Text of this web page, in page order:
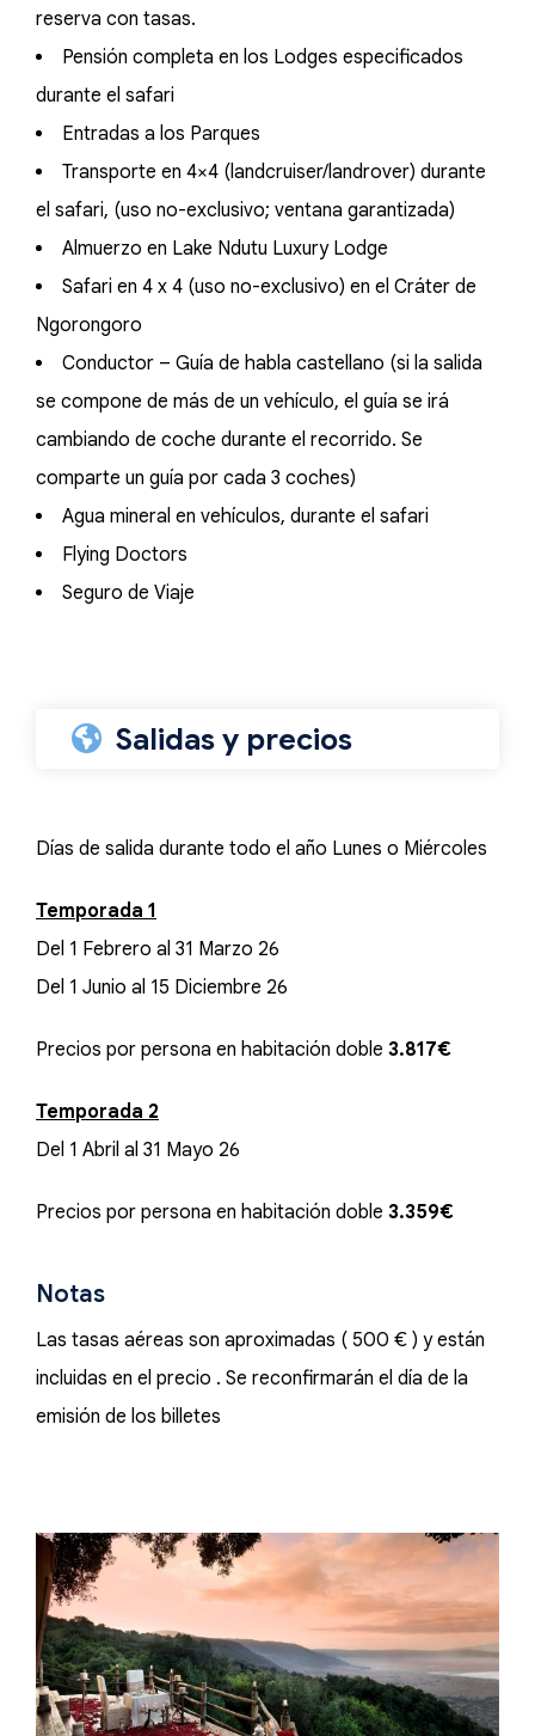
reserva con tasas.
Pensión completa en los Lodges especificados
durante el safari
Entradas a los Parques
Transporte en 4×4 (landcruiser/landrover) durante
el safari, (uso no-exclusivo; ventana garantizada)
Almuerzo en Lake Ndutu Luxury Lodge
Safari en 4 x 4 (uso no-exclusivo) en el Cráter de
Ngorongoro
Conductor – Guía de habla castellano (si la salida
se compone de más de un vehículo, el guía se irá
cambiando de coche durante el recorrido. Se
comparte un guía por cada 3 coches)
Agua mineral en vehículos, durante el safari
Flying Doctors
Seguro de Viaje
Salidas y precios
Días de salida durante todo el año Lunes o Miércoles
Temporada 1
Del 1 Febrero al 31 Marzo 26
Del 1 Junio al 15 Diciembre 26
Precios por persona en habitación doble 3.817€
Temporada 2
Del 1 Abril al 31 Mayo 26
Precios por persona en habitación doble 3.359€
Notas
Las tasas aéreas son aproximadas ( 500 € ) y están
incluidas en el precio . Se reconfirmarán el día de la
emisión de los billetes